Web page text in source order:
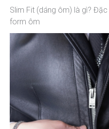
Slim Fit (dáng ôm) là gì?
form ôm